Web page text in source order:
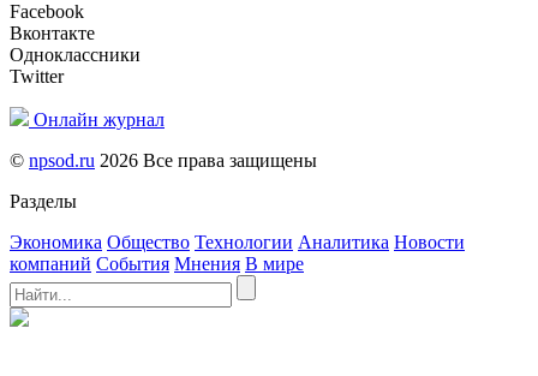
Facebook
Вконтакте
Одноклассники
Twitter
Онлайн журнал
© npsod.ru 2026 Все права защищены
Разделы
Экономика Общество Технологии Аналитика Новости
компаний События Мнения В мире